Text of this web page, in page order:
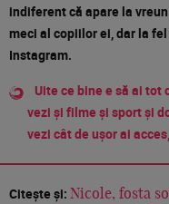
indiferent că apare la
meci al copiilor ei, dar la
Instagram.
Uite ce bine e să ai tot
vezi și filme și sport și
vezi cât de ușor ai
Citește și: Nicole, fosta